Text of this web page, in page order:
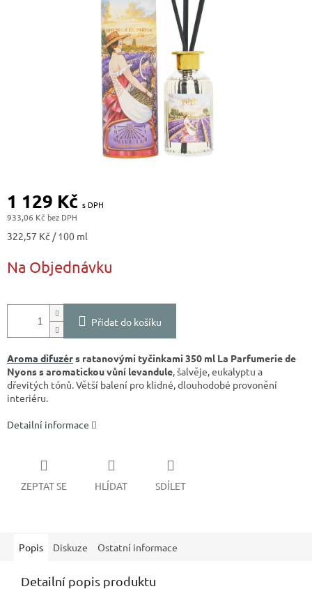
1 129 Kč
933,06 Kč
Měrná
322,57 Kč / 100 ml
Na Objednávku
Přidat do košíku
Aroma difuzérs ratanovými tyčinkami 350 ml La Parfumerie de
Nyons s aromatickou vůní levandule, šalvěje, eukalyptu a
dřevitých tónů. Větší balení pro klidné, dlouhodobé provonění
interiéru.
Detailní informace
ZEPTAT SE HLÍDAT SDÍLET
Popis Diskuze Ostatní informace
Detailní popis produktu